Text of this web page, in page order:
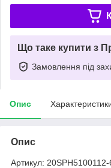
Що таке купити з
Замовлення під
Опис
Опис
Артикул: